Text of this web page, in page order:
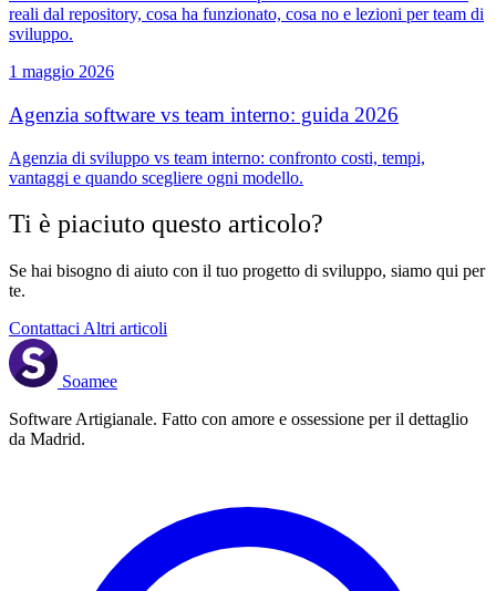
reali dal repository, cosa ha funzionato, cosa no e lezioni per team di
sviluppo.
1 maggio 2026
Agenzia software vs team interno: guida 2026
Agenzia di sviluppo vs team interno: confronto costi, tempi,
vantaggi e quando scegliere ogni modello.
Ti è piaciuto questo articolo?
Se hai bisogno di aiuto con il tuo progetto di sviluppo, siamo qui per
te.
Contattaci Altri articoli
Soamee
Software Artigianale. Fatto con amore e ossessione per il dettaglio
da Madrid.